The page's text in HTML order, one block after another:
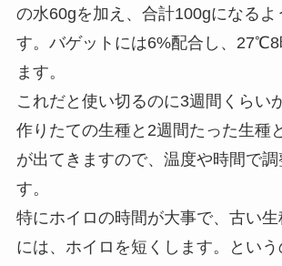
の水60gを加え、合計100gになるよ
す。バゲットには6%配合し、
ます。
これだと使い切るのに3週間くらい
作りたての生種と2週間たった生種
が出てきますので、温度や時間で調
す。
特にホイロの時間が大事で、古い
には、ホイロを短くします。とい